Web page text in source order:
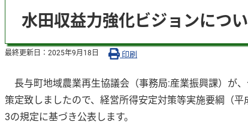
水田収益力強化ビジョンにつ
最終更新日： 2025年9月18日 印刷
長与町地域農業再生協議会（事務局:産業振興課）が
策定致しましたので、経営所得安定対策等実施要綱（
3の規定に基づき公表します。